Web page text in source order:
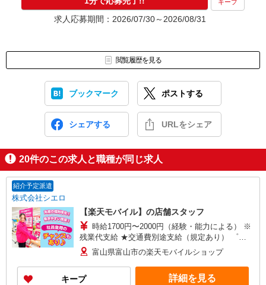
キープ
求人応募期間：2026/07/30～2026/08/31
閲覧履歴を見る
ブックマーク ポストする
シェアする URLをシェア
20件のこの求人と職種が同じ求人
紹介予定派遣
株式会社シエロ
【楽天モバイル】の店舗スタッフ
時給1700円〜2000円（経験・能力による） ※
残業代支給 ★交通費別途支給（規定あり） ゜
+゜・。○。・゜+゜・。○。・゜+゜ 入社祝い金10
万円支給(規定有) お友達を紹介頂くと, インセンテ
ィブ支給(規定有) ★月2回払い・週払い可能（規程
有）★ ゜・。○。・゜+゜・。○。・゜+゜
富山県富山市の楽天モバイルショップ
キープ 詳細を見る